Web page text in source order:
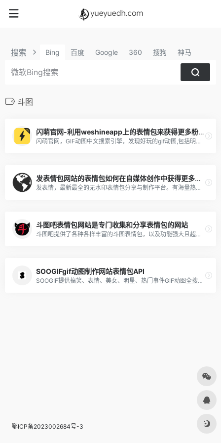
搜索 Bing 百度 Google 360 搜狗 神马
斗图
闪萌官网-利用weshineapp上的表情包来获得更多粉丝及收益
闪萌官网，GIF动图中文搜索引擎，发现好玩的gif动图,包括明星、美女、搞笑、微信QQ聊天表情包，可以一键分享到微信QQ新浪微博，支持gif动图下载，表情包下载到手机
发表情包网站的表情包如何在自媒体创作中获得更多粉丝
发表情，最新最全的无水印表情包分享与制作平台。有海量热门表情、聊天表情、微信表情包、QQ表情包、金馆长表情包、蘑菇头表情包等各类表情。
斗图吧表情包网站是专门收集和分享表情包的网站
斗图吧提供了各种各样丰富的斗图表情包，以及功能强大且超级好用的表情包在线制作器和GIF动图制作工具，你可以在这里快速找到或者制作各种你想要的表情包
SOOGIFgif动图制作网站表情包API
SOOGIF提供搞笑、表情、美女、明星、热门事件GIF动图全搜索，GIF工具支持视频转GIF、图片合成GIF、GIF压缩、GIF编辑、GIF裁剪、在线录屏等功能。是QQ、微信斗图神器，微信公众号、微博、新媒体编辑GIF动图素材库，好玩的GIF出处发源地。
鄂ICP备2023002684号-3